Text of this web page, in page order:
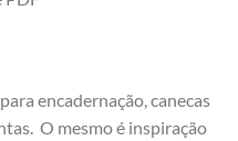
encadernação, canecas
O mesmo é inspiração